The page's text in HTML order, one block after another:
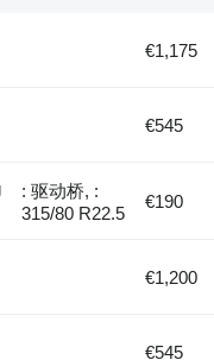
€1,175
€545
: 驱动桥, :
315/80 R22.5
€190
€1,200
€545